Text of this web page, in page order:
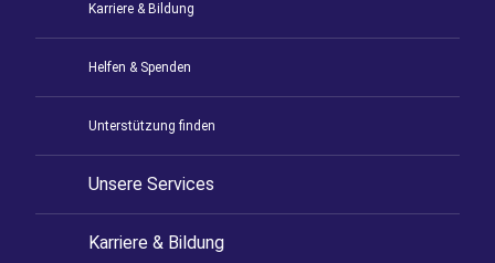
Karriere & Bildung
Helfen & Spenden
Unterstützung finden
Unsere Services
Karriere & Bildung